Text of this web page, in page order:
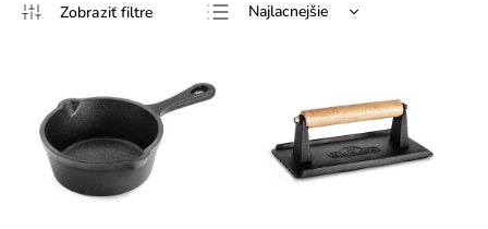
Najlacnejšie
Abecedne